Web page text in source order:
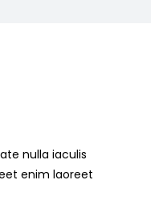
nulla iaculis
enim laoreet